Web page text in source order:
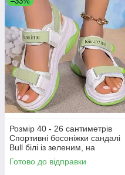
Розмір 40 - 26 сантиметрів
Спортивні босоніжки сандалі
Bull білі із зеленим, на
танкетці, з липучками
Готово до відправки